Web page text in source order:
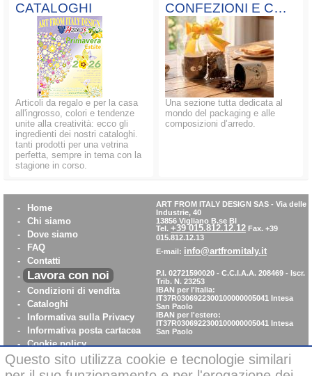
CATALOGHI
Articoli da regalo e per la casa
all'ingrosso, colori e tendenze
unite alla creatività: ecco gli
ingredienti dei nostri cataloghi.
tanti prodotti per una vetrina
perfetta, sempre in tema con la
stagione in corso.
CONFEZIONI E COMPOSIZIONI
Una sezione tutta dedicata al
mondo del packaging e alle
composizioni d’arredo.
-
Home
-
Chi siamo
-
Dove siamo
-
FAQ
-
Contatti
-
Lavora con noi
-
Condizioni di vendita
-
Cataloghi
-
Informativa sulla Privacy
-
Informativa posta cartacea
- Cookie policy
- WhistleBlowing
-
Parità di Genere
ART FROM ITALY DESIGN SAS - Via delle
Industrie, 40
13856 Vigliano B.se BI
Tel. +39 015.812.12.12 Fax. +39
015.812.12.13
E-mail: info@artfromitaly.it
P.I. 02721590020 - C.C.I.A.A. 208469 - Iscr.
Trib. N. 23253
IBAN per l'Italia:
IT37R0306922300100000005041
Intesa
San Paolo
IBAN per l'estero:
IT37R0306922300100000005041
Intesa
San Paolo
Questo sito utilizza cookie e tecnologie similari